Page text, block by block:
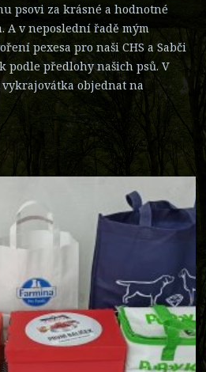
psovi za krásné a hodnotné
A v neposlední řadě mým
pexesa pro naši CHS a Sabči
podle předlohy našich psů. V
objednat na